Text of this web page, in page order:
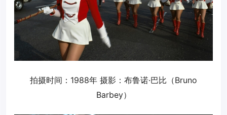
拍摄时间：1988年 摄影：布鲁诺·巴比（Bruno
Barbey）